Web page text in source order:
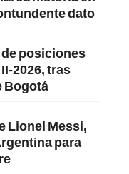
dato
posiciones
2026, tras
Bogotá
Lionel Messi,
para